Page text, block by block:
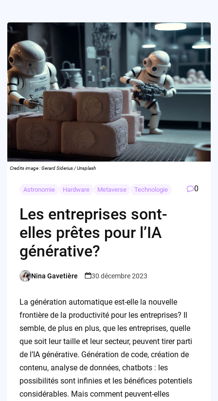
Credits image : Gerard Siderius / Unsplash
Astronomie Hardware Metaverse Technologie 0
Les entreprises sont-
elles prêtes pour l’IA
générative?
Posted
Nina Gavetière 30 décembre 2023
La génération automatique est-elle la nouvelle
frontière de la productivité pour les entreprises? Il
semble, de plus en plus, que les entreprises, quelle
que soit leur taille et leur secteur, peuvent tirer parti
de l’IA générative. Génération de code, création de
contenu, analyse de données, chatbots : les
possibilités sont infinies et les bénéfices potentiels
considérables. Mais comment peuvent-elles